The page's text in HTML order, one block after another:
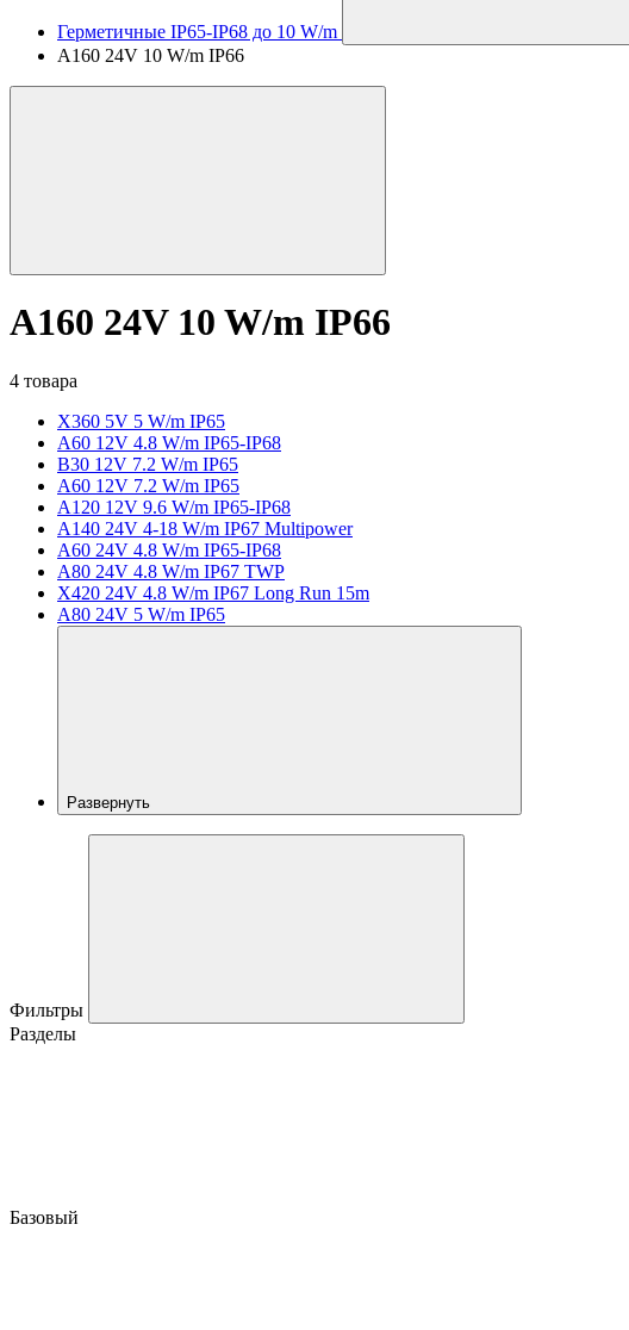
Герметичные IP65-IP68 до 10 W/m
A160 24V 10 W/m IP66
A160 24V 10 W/m IP66
4 товара
X360 5V 5 W/m IP65
A60 12V 4.8 W/m IP65-IP68
B30 12V 7.2 W/m IP65
A60 12V 7.2 W/m IP65
A120 12V 9.6 W/m IP65-IP68
A140 24V 4-18 W/m IP67 Multipower
A60 24V 4.8 W/m IP65-IP68
A80 24V 4.8 W/m IP67 TWP
X420 24V 4.8 W/m IP67 Long Run 15m
A80 24V 5 W/m IP65
Развернуть
Фильтры
Разделы
Базовый